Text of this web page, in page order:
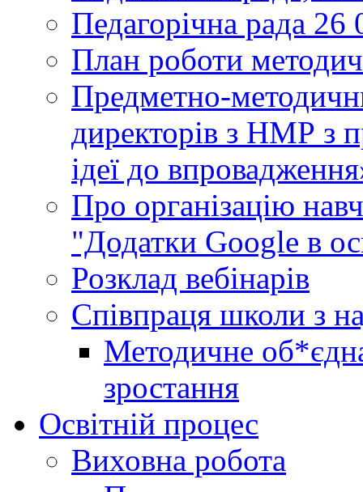
Педагорічна рада 26
План роботи
Предметно-
директорів з НМР з
ідеї до
Про організацію
"Додатки Google в
Розклад вебінарів
Співпраця школи з
Методичне
зростання
Освітній процес
Виховна робота